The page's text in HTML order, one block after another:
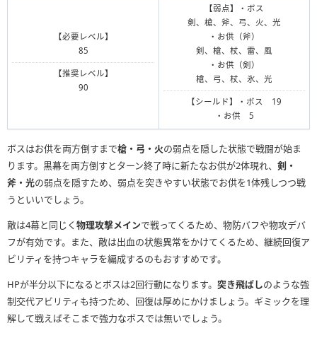
【必要レベル】
85
【推奨レベル】
90
【弱点】・ボス
剣、槍、斧、弓、火、光
・お供（斧）
剣、槍、杖、雷、風
・お供（剣）
槍、弓、杖、氷、光
【シールド】・ボス 19
・お供 5
ボスはお供を両方倒すまで槍・弓・火の弱点を隠した状態で戦闘が始ま
ります。黒幕を両方倒すとターン終了時に新たなお供が2体現れ、 剣・
斧・光の弱点を隠すため、弱点を突きやすい状態でお供を1体残しつつ戦
うといいでしょう。
敵は4幕と同じく 物理攻撃メインで戦ってくるため、物防バフや物攻デバ
フが有効です。また、敵は出血の状態異常をかけてくるため、継続回復ア
ビリティを持つキャラを編成するのもおすすめです。
HPが半分以下になるとボスは2回行動になります。 突き飛ばしのような強
制交代アビリティも持つため、回復は厚めにかけましょう。ギミックを理
解して戦えばそこまで強力なボスでは無いでしょう。